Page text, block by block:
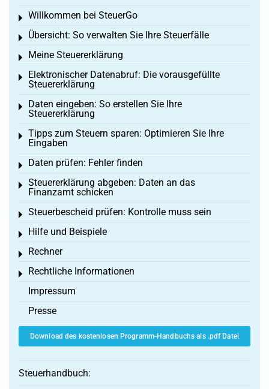
Willkommen bei SteuerGo
Toggle menu
Übersicht: So verwalten Sie Ihre Steuerfälle
Toggle menu
Meine Steuererklärung
Toggle menu
Elektronischer Datenabruf: Die vorausgefüllte
Steuererklärung
Toggle menu
Daten eingeben: So erstellen Sie Ihre
Steuererklärung
Toggle menu
Tipps zum Steuern sparen: Optimieren Sie Ihre
Eingaben
Toggle menu
Daten prüfen: Fehler finden
Toggle menu
Steuererklärung abgeben: Daten an das
Finanzamt schicken
Toggle menu
Steuerbescheid prüfen: Kontrolle muss sein
Toggle menu
Hilfe und Beispiele
Toggle menu
Rechner
Toggle menu
Rechtliche Informationen
Toggle menu
Impressum
Presse
Download des kostenlosen Programm-Handbuchs als .pdf Datei
Steuerhandbuch: